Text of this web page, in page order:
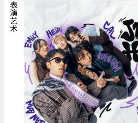
表演艺术